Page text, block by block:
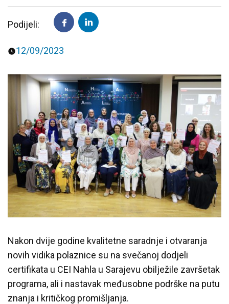
Podijeli:
12/09/2023
Nakon dvije godine kvalitetne saradnje i otvaranja
novih vidika polaznice su na svečanoj dodjeli
certifikata u CEI Nahla u Sarajevu obilježile završetak
programa, ali i nastavak međusobne podrške na putu
znanja i kritičkog promišljanja.